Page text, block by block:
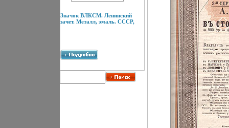
Значок ВЛКСМ. Ленинский
зачет. Металл, эмаль. СССР,